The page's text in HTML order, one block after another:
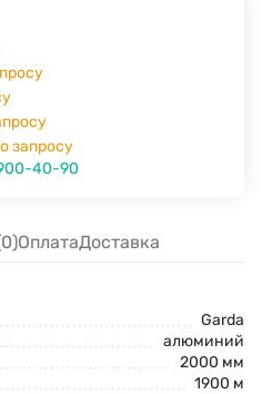
запросу
40-90
ОплатаДоставка
Garda
алюминий
2000 мм
1900 м